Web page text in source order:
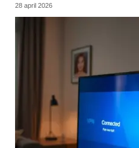
28 april 2026